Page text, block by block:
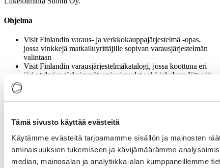
Tämä sivusto käyttää evästeitä
Käytämme evästeitä tarjoamamme sisällön ja mainosten
ominaisuuksien tukemiseen ja kävijämäärämme
median, mainosalan ja analytiikka-alan kumppaneillemme
Ohjelma
Visit Finlandin varaus- ja verkkokauppajärjestelmä -opas,
jossa vinkkejä matkailuyrittäjille sopivan varausjärjestelmän
valintaan
Visit Finlandin varausjärjestelmäkatalogi, jossa koottuna eri
järjestelmien tärkeimmät ominaisuudet sekä jakeluun liittyvät
Q&A ja keskustelua liittyen eri varausjärjestelmien valintaan,
Visit Finlandin varaus- ja verkkokauppajärjestelmä -opas sekä
varausjärjestelmäkatalogi löytyvätMatkailun julkaisut -osiosta.